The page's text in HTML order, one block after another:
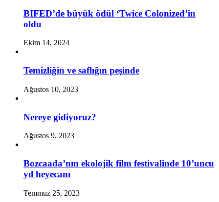
BIFED’de büyük ödül ‘Twice Colonized’in
oldu
Ekim 14, 2024
Temizliğin ve saflığın peşinde
Ağustos 10, 2023
Nereye gidiyoruz?
Ağustos 9, 2023
Bozcaada’nın ekolojik film festivalinde 10’uncu
yıl heyecanı
Temmuz 25, 2023